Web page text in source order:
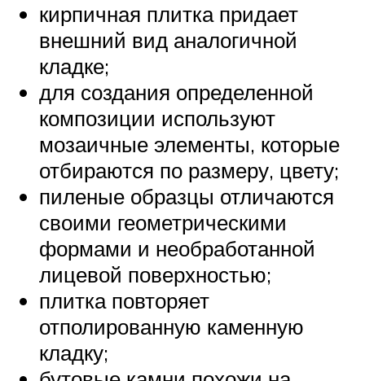
кирпичная плитка придает
внешний вид аналогичной
кладке;
для создания определенной
композиции используют
мозаичные элементы, которые
отбираются по размеру, цвету;
пиленые образцы отличаются
своими геометрическими
формами и необработанной
лицевой поверхностью;
плитка повторяет
отполированную каменную
кладку;